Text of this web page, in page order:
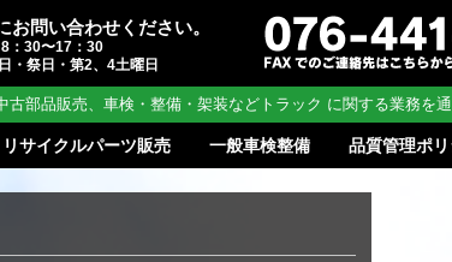
お問い合わせください。
：30〜17：30
・祭日・第2、4土曜日
部品販売、車検・整備・架装などトラック に関する業務を
リサイクルパーツ販売 一般車検整備 品質管理ポ